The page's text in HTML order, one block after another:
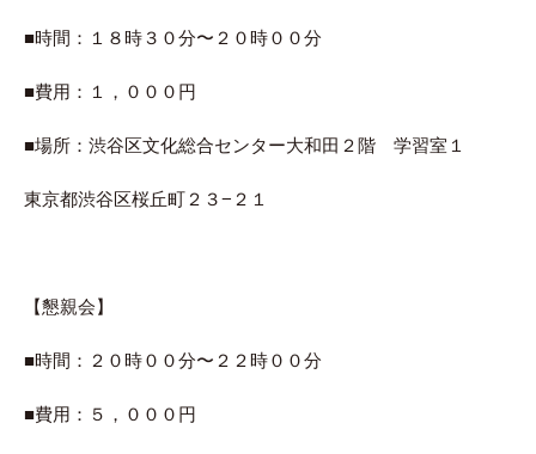
■時間：１８時３０分〜２０時００分
■費用：１，０００円
■場所：渋谷区文化総合センター大和田２階 学習室１
東京都渋谷区桜丘町２３−２１
【懇親会】
■時間：２０時００分〜２２時００分
■費用：５，０００円